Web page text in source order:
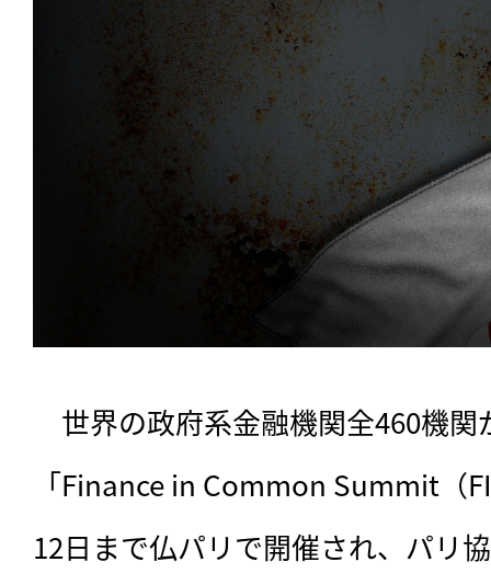
世界の政府系金融機関全460機関
「Finance in Common Summit（
12日まで仏パリで開催され、パリ